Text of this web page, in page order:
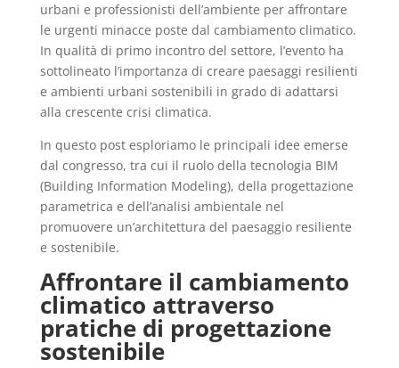
urbani e professionisti dell’ambiente per affrontare
le urgenti minacce poste dal cambiamento climatico.
In qualità di primo incontro del settore, l’evento ha
sottolineato l’importanza di creare paesaggi resilienti
e ambienti urbani sostenibili in grado di adattarsi
alla crescente crisi climatica.
In questo post esploriamo le principali idee emerse
dal congresso, tra cui il ruolo della tecnologia BIM
(Building Information Modeling), della progettazione
parametrica e dell’analisi ambientale nel
promuovere un’architettura del paesaggio resiliente
e sostenibile.
Affrontare il cambiamento
climatico attraverso
pratiche di progettazione
sostenibile